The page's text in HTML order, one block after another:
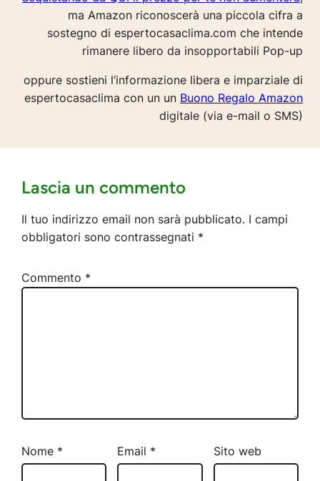
ma Amazon riconoscerà una piccola cifra a
sostegno di espertocasaclima.com che intende
rimanere libero da insopportabili Pop-up
oppure sostieni l’informazione libera e imparziale di
espertocasaclima con un un Buono Regalo Amazon
digitale (via e-mail o SMS)
Lascia un commento
Il tuo indirizzo email non sarà pubblicato. I campi
obbligatori sono contrassegnati *
Commento *
Nome * Email * Sito web